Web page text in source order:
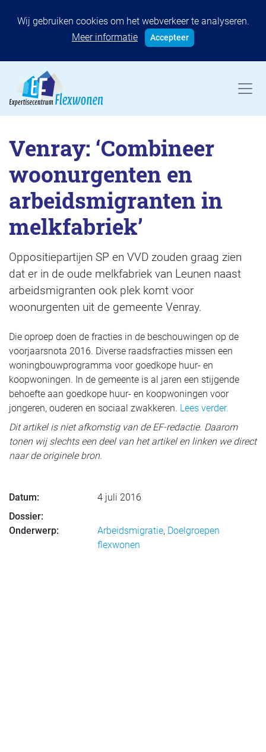
Wij gebruiken cookies om het webverkeer te analyseren.
Meer informatie
Accepteer
Venray: ‘Combineer
woonurgenten en
arbeidsmigranten in
melkfabriek’
Oppositiepartijen SP en VVD zouden graag zien
dat er in de oude melkfabriek van Leunen naast
arbeidsmigranten ook plek komt voor
woonurgenten uit de gemeente Venray.
Die oproep doen de fracties in de beschouwingen op de
voorjaarsnota 2016. Diverse raadsfracties missen een
woningbouwprogramma voor goedkope huur- en
koopwoningen. In de gemeente is al jaren een stijgende
behoefte aan goedkope huur- en koopwoningen voor
jongeren, ouderen en sociaal zwakkeren. Lees verder.
Dit artikel is niet afkomstig van de EF-redactie. Daarom
tonen wij slechts een deel van het artikel en linken we direct
naar de originele bron.
Datum:
4 juli 2016
Dossier:
Onderwerp:
Arbeidsmigratie, Doelgroepen
flexwonen